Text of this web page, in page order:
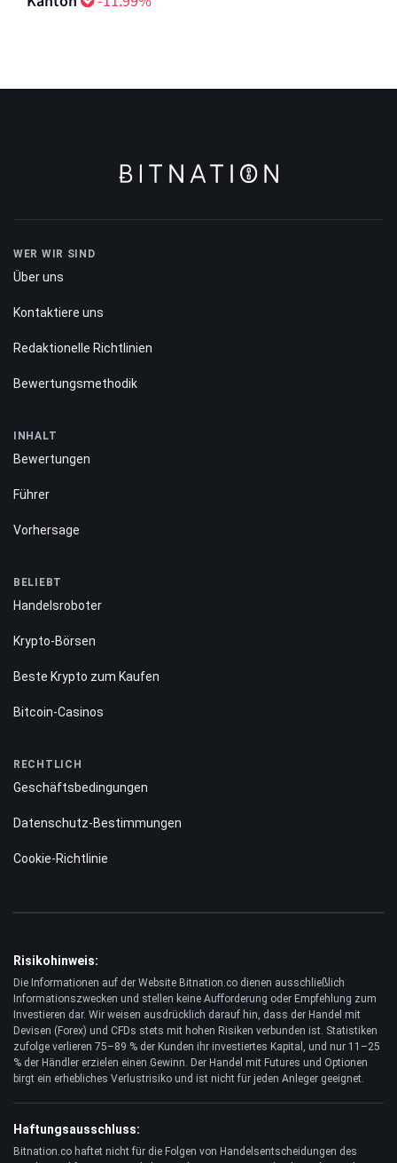
WER WIR SIND
Über uns
Kontaktiere uns
Redaktionelle Richtlinien
Bewertungsmethodik
INHALT
Bewertungen
Führer
Vorhersage
BELIEBT
Handelsroboter
Krypto-Börsen
Beste Krypto zum Kaufen
Bitcoin-Casinos
RECHTLICH
Geschäftsbedingungen
Datenschutz-Bestimmungen
Cookie-Richtlinie
Risikohinweis:
Die Informationen auf der Website Bitnation.co dienen ausschließlich
Informationszwecken und stellen keine Aufforderung oder Empfehlung zum
Investieren dar. Wir weisen ausdrücklich darauf hin, dass der Handel mit
Devisen (Forex) und CFDs stets mit hohen Risiken verbunden ist. Statistiken
zufolge verlieren 75–89 % der Kunden ihr investiertes Kapital, und nur 11–25
% der Händler erzielen einen Gewinn. Der Handel mit Futures und Optionen
birgt ein erhebliches Verlustrisiko und ist nicht für jeden Anleger geeignet.
Haftungsausschluss:
Bitnation.co haftet nicht für die Folgen von Handelsentscheidungen des